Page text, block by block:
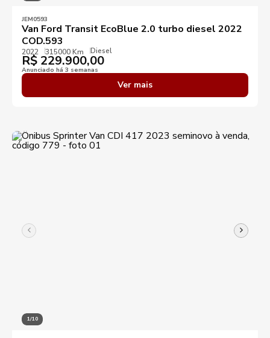
JEM0593
Van Ford Transit EcoBlue 2.0 turbo diesel 2022
COD.593
2022 315000 Km Diesel
R$ 229.900,00
Anunciado há 3 semanas
Ver mais
1/10